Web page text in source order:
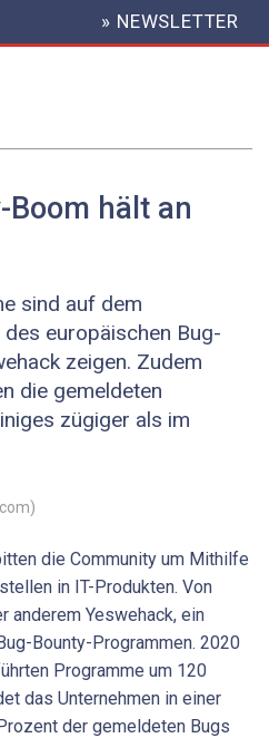
HEADER
MENU
» NEWSLETTER
Boom hält an
sind auf dem
europäischen Bug-
zeigen. Zudem
die gemeldeten
zügiger als im
die Community um Mithilfe
in IT-Produkten. Von
anderem Yeswehack, ein
Bounty-Programmen. 2020
Programme um 120
das Unternehmen in einer
der gemeldeten Bugs